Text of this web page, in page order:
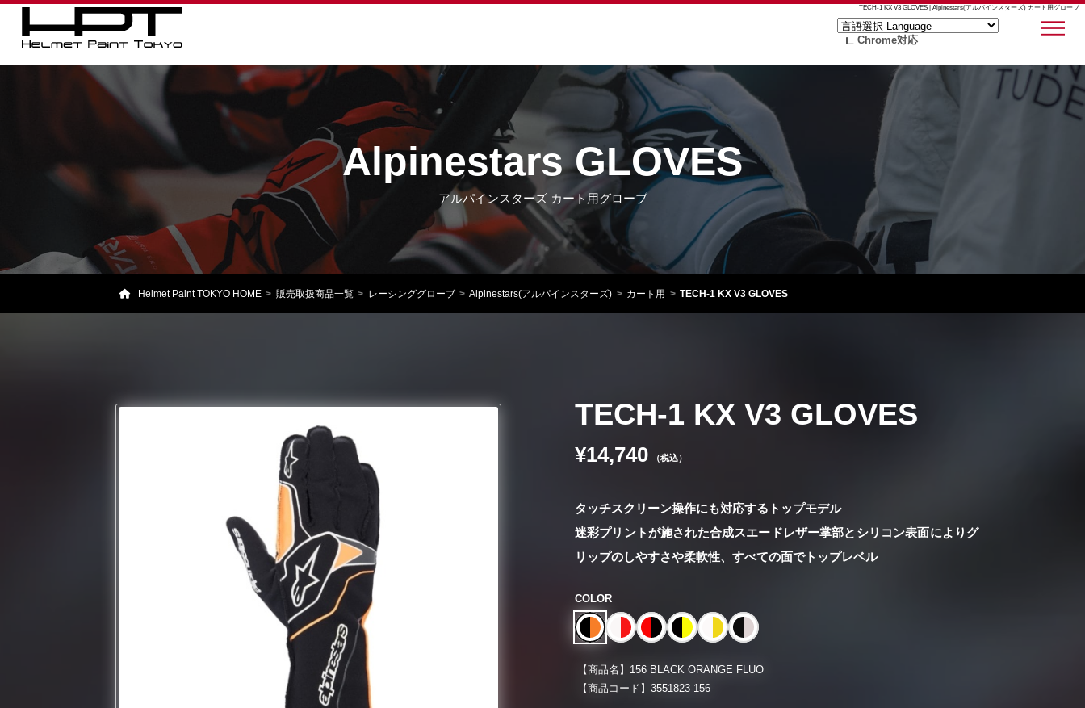
TECH-1 KX V3 GLOVES | Alpinestars(アルパインスターズ) カート用グローブ
Chrome対応
Alpinestars GLOVES
アルパインスターズ カート用グローブ
Helmet Paint TOKYO HOME 販売取扱商品一覧 レーシンググローブ Alpinestars(アルパインスターズ) カート用 TECH-1 KX V3 GLOVES
TECH-1 KX V3 GLOVES
¥14,740 （税込）
タッチスクリーン操作にも対応するトップモデル
迷彩プリントが施された合成スエードレザー掌部とシリコン表面によりグ
リップのしやすさや柔軟性、すべての面でトップレベル
COLOR
【商品名】 156 BLACK ORANGE FLUO
【商品コード】3551823-156